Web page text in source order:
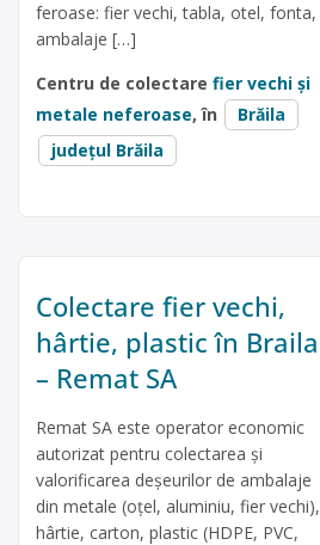
feroase: fier vechi, tabla, otel, fonta,
ambalaje […]
Centru de colectare fier vechi și
metale neferoase, în
Brăila
județul Brăila
Colectare fier vechi,
hârtie, plastic în Braila
– Remat SA
Remat SA este operator economic
autorizat pentru colectarea și
valorificarea deșeurilor de ambalaje
din metale (oțel, aluminiu, fier vechi),
hârtie, carton, plastic (HDPE, PVC,